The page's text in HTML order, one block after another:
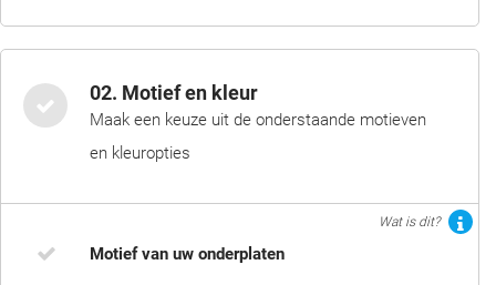
02. Motief en kleur
Maak een keuze uit de onderstaande motieven
en kleuropties
Wat is dit?
Motief van uw onderplaten